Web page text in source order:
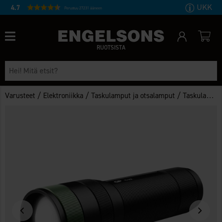
4.7 Perustuu 27231 ääneen UKK
RUOTSISTA
Varusteet / Elektroniikka /Taskulamput ja otsalamput /Taskulamput